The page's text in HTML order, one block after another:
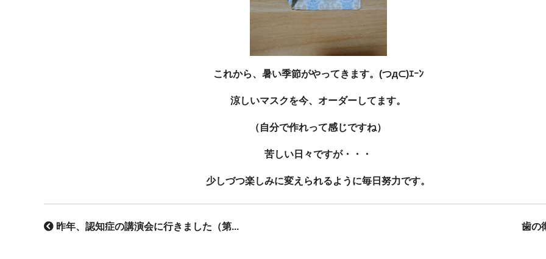
これから、暑い季節がやってきます。(つд⊂)ｴｰﾝ
涼しいマスクを今、オーダーしてます。
（自分で作れって感じですね）
苦しい日々ですが・・・
少しづつ楽しみに変えられるように毎日努力です。
歯の
昨年、認知症の講演会に行きました（第...